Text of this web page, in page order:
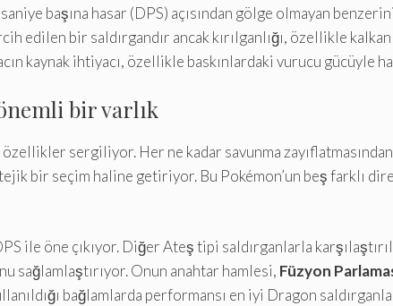
başına hasar (DPS) açısından gölge olmayan
edilen bir saldırgandır ancak kırılganlığı, özellikle
kaynak ihtiyacı, özellikle baskınlardaki vurucu gücüyle
bir varlık
sergiliyor. Her ne kadar savunma
bir seçim haline getiriyor. Bu Pokémon’un beş farklı
ile öne çıkıyor. Diğer Ateş tipi saldırganlarla
sağlamlaştırıyor. Onun anahtar hamlesi, Füzyon
bağlamlarda performansı en iyi Dragon